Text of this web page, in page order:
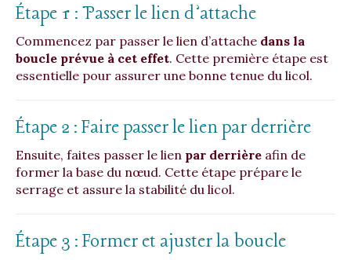
Étape 1 : Passer le lien d’attache
Commencez par passer le lien d’attache dans la
boucle prévue à cet effet. Cette première étape est
essentielle pour assurer une bonne tenue du licol.
Étape 2 : Faire passer le lien par derrière
Ensuite, faites passer le lien par derrière afin de
former la base du nœud. Cette étape prépare le
serrage et assure la stabilité du licol.
Étape 3 : Former et ajuster la boucle